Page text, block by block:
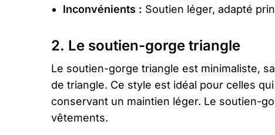
Inconvénients : Soutien léger, adapté
2. Le soutien-gorge triangle
Le soutien-gorge triangle est minimaliste,
de triangle. Ce style est idéal pour celles
conservant un maintien léger. Le soutien-
vêtements.